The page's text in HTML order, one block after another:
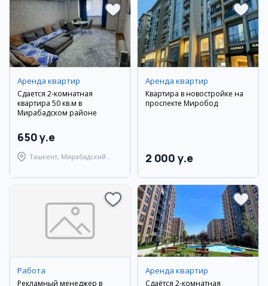
Аренда квартир
Сдается 2-комнатная
квартира 50 кв.м в
Мирабадском районе
650 y.e
Ташкент, Мирабадский
Аренда квартир
Квартира в новостройке на
проспекте Миробод
2 000 y.e
Работа
Рекламный менеджер в
Аренда квартир
Сдаётся 2-комнатная